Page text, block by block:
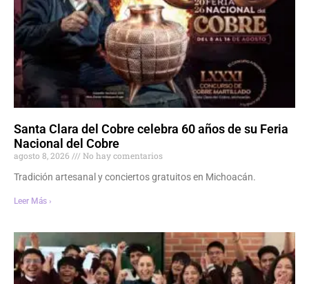
Santa Clara del Cobre celebra 60 años de su Feria
Nacional del Cobre
agosto 8, 2026
No hay comentarios
Tradición artesanal y conciertos gratuitos en Michoacán.
Leer Más ›